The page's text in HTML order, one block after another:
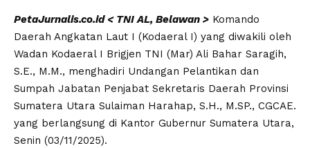
PetaJurnalis.co.id < TNI AL, Belawan > Komando
Daerah Angkatan Laut I (Kodaeral I) yang diwakili oleh
Wadan Kodaeral I Brigjen TNI (Mar) Ali Bahar Saragih,
S.E., M.M., menghadiri Undangan Pelantikan dan
Sumpah Jabatan Penjabat Sekretaris Daerah Provinsi
Sumatera Utara Sulaiman Harahap, S.H., M.SP., CGCAE.
yang berlangsung di Kantor Gubernur Sumatera Utara,
Senin (03/11/2025).